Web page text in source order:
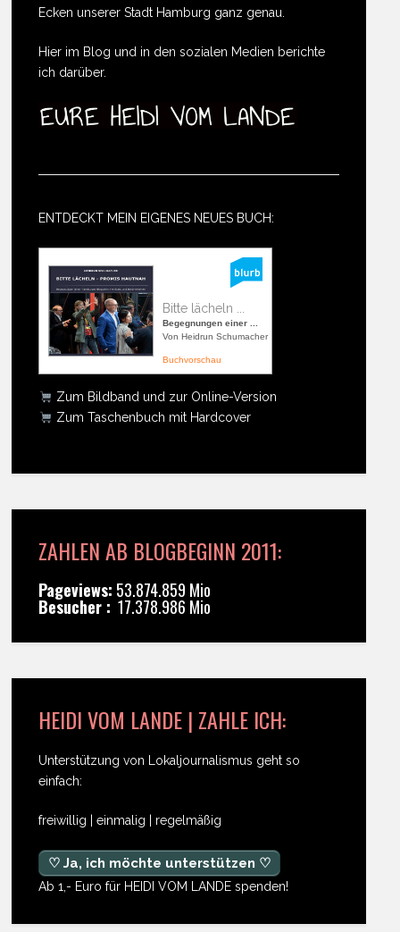
Ecken unserer Stadt Hamburg ganz genau.
Hier im Blog und in den sozialen Medien berichte
ich darüber.
ENTDECKT MEIN EIGENES NEUES BUCH:
Bitte lächeln ...
Begegnungen einer ...
Von Heidrun Schumacher
Buchvorschau
Zum Bildband und zur Online-Version
Zum Taschenbuch mit Hardcover
ZAHLEN AB BLOGBEGINN 2011:
Pageviews: 53.874.859 Mio
Besucher : 17.378.986 Mio
HEIDI VOM LANDE | ZAHLE ICH:
Unterstützung von Lokaljournalismus geht so
einfach:
freiwillig | einmalig | regelmäßig
♡ Ja, ich möchte unterstützen ♡
Ab 1,- Euro für HEIDI VOM LANDE spenden!